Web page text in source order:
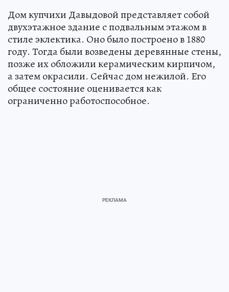
Дом купчихи Давыдовой представляет собой
двухэтажное здание с подвальным этажом в
стиле эклектика. Оно было построено в 1880
году. Тогда были возведены деревянные стены,
позже их обложили керамическим кирпичом,
а затем окрасили. Сейчас дом нежилой. Его
общее состояние оценивается как
ограниченно работоспособное.